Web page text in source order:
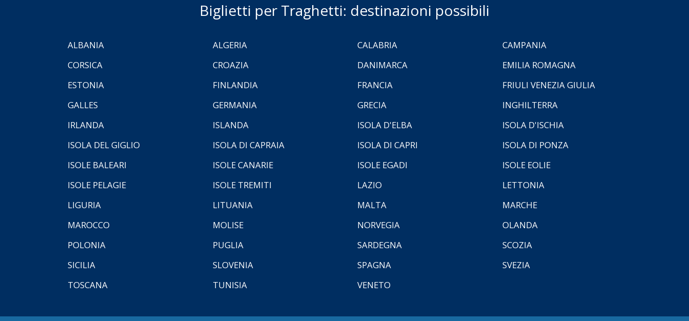
Biglietti per Traghetti: destinazioni possibili
ALBANIA ALGERIA CALABRIA
CAMPANIA
CORSICA
CROAZIA DANIMARCA
EMILIA ROMAGNA
ESTONIA
FINLANDIA FRANCIA
FRIULI VENEZIA GIULIA
GALLES
GERMANIA GRECIA
INGHILTERRA
IRLANDA
ISLANDA ISOLA D'ELBA
ISOLA D'ISCHIA
ISOLA DEL GIGLIO
ISOLA DI CAPRAIA ISOLA DI CAPRI
ISOLA DI PONZA
ISOLE BALEARI
ISOLE CANARIE ISOLE EGADI
ISOLE EOLIE
ISOLE PELAGIE
ISOLE TREMITI LAZIO
LETTONIA
LIGURIA
LITUANIA MALTA
MARCHE
MAROCCO
MOLISE NORVEGIA
OLANDA
POLONIA
PUGLIA SARDEGNA
SCOZIA
SICILIA
SLOVENIA SPAGNA
SVEZIA
TOSCANA
TUNISIA VENETO